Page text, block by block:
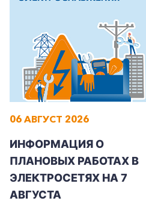
+7-800-700-24-57
Заказать обратный
Частным клиентам
Корпоративным
06 АВГУСТ 2026
ИНФОРМАЦИЯ О
ПЛАНОВЫХ РАБОТАХ В
ЭЛЕКТРОСЕТЯХ НА 7
АВГУСТА